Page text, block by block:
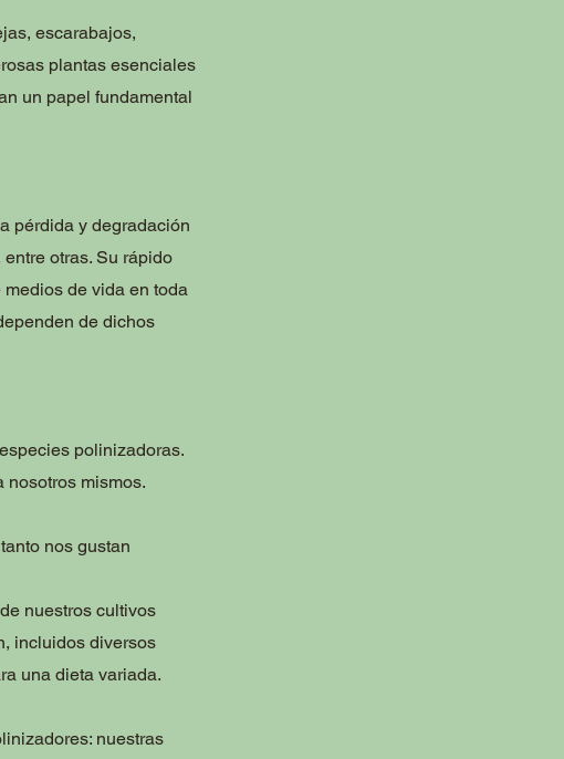
escarabajos,
plantas esenciales
un papel fundamental
pérdida y degradación
otras. Su rápido
de vida en toda
de dichos
polinizadoras.
nosotros mismos.
nos gustan
nuestros cultivos
incluidos diversos
una dieta variada.
nuestras